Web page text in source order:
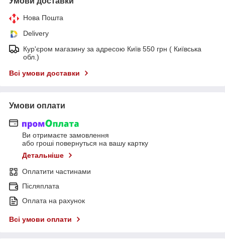
Нова Пошта
Delivery
Кур'єром магазину за адресою Київ 550 грн ( Київська
обл.)
Всі умови доставки
Умови оплати
Ви отримаєте замовлення
або гроші повернуться на вашу картку
Детальніше
Оплатити частинами
Післяплата
Оплата на рахунок
Всі умови оплати